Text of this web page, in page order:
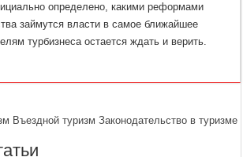
определено, какими реформами
займутся власти в самое ближайшее
турбизнеса остается ждать и верить.
Въездной туризм Законодательство в туризме